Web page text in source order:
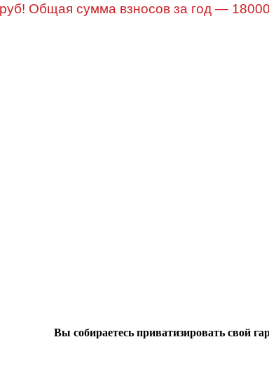
Общая сумма взносов за год —
Вы собираетесь приватизировать свой